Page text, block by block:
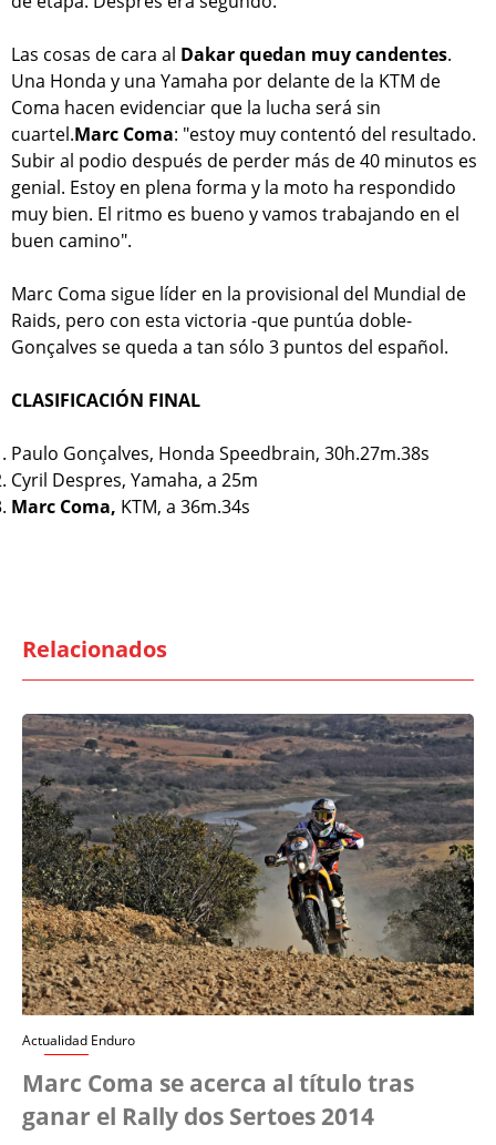
Las cosas de cara al Dakar quedan muy candentes.
Una Honda y una Yamaha por delante de la KTM de
Coma hacen evidenciar que la lucha será sin
cuartel.Marc Coma: "estoy muy contentó del resultado.
Subir al podio después de perder más de 40 minutos es
genial. Estoy en plena forma y la moto ha respondido
muy bien. El ritmo es bueno y vamos trabajando en el
buen camino".
Marc Coma sigue líder en la provisional del Mundial de
Raids, pero con esta victoria -que puntúa doble-
Gonçalves se queda a tan sólo 3 puntos del español.
CLASIFICACIÓN FINAL
Paulo Gonçalves, Honda Speedbrain, 30h.27m.38s
Cyril Despres, Yamaha, a 25m
Marc Coma, KTM, a 36m.34s
Relacionados
Actualidad Enduro
Marc Coma se acerca al título tras
ganar el Rally dos Sertoes 2014